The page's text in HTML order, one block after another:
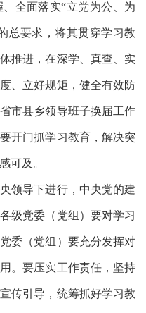
、全面落实“立党为公、为
总要求，将其贯穿学习教
推进，在深学、真查、实
、立好规矩，健全有效防
市县乡领导班子换届工作
开门抓学习教育，解决突
可及。
导下进行，中央党的建
级党委（党组）要对学习
委（党组）要充分发挥对
。要压实工作责任，坚持
传引导，统筹抓好学习教